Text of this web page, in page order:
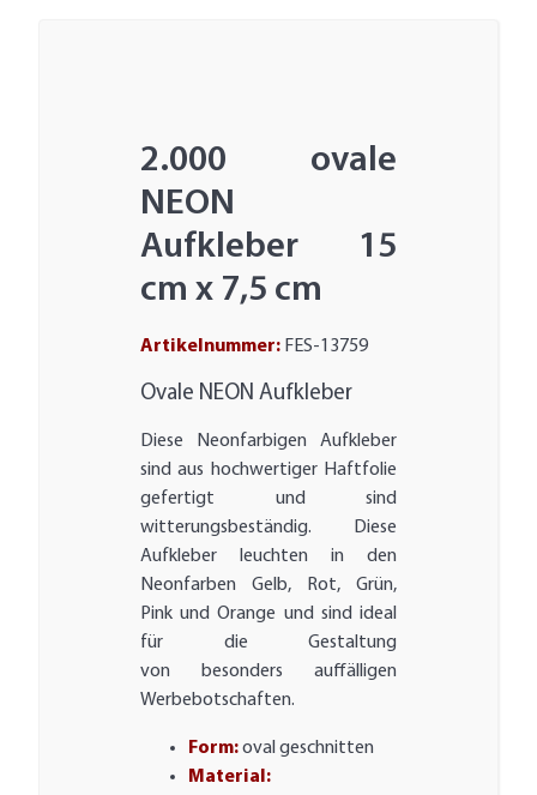
2.000 ovale
NEON
Aufkleber 15
cm x 7,5 cm
Artikelnummer: FES-13759
Ovale NEON Aufkleber
Diese Neonfarbigen Aufkleber
sind aus hochwertiger Haftfolie
gefertigt und sind
witterungsbeständig. Diese
Aufkleber leuchten in den
Neonfarben Gelb, Rot, Grün,
Pink und Orange und sind ideal
für die Gestaltung
von besonders auffälligen
Werbebotschaften.
Form:oval geschnitten
Material: